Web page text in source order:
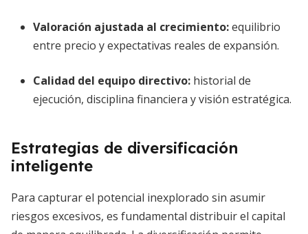
Valoración ajustada al crecimiento:equilibrio
entre precio y expectativas reales de expansión.
Calidad del equipo directivo: historial de
ejecución, disciplina financiera y visión estratégica.
Estrategias de diversificación
inteligente
Para capturar el potencial inexplorado sin asumir
riesgos excesivos, es fundamental distribuir el capital